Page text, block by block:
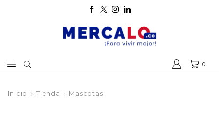
0
Inicio Tienda Mascotas